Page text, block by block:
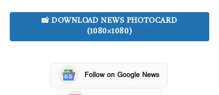
📸 DOWNLOAD NEWS PHOTOCARD
(1080×1080)
Follow on Google News